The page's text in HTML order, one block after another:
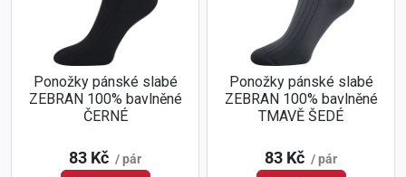
Ponožky pánské slabé
ZEBRAN 100% bavlněné
ČERNÉ
83 Kč / pár
Ponožky pánské slabé
ZEBRAN 100% bavlněné
TMAVĚ ŠEDÉ
83 Kč / pár